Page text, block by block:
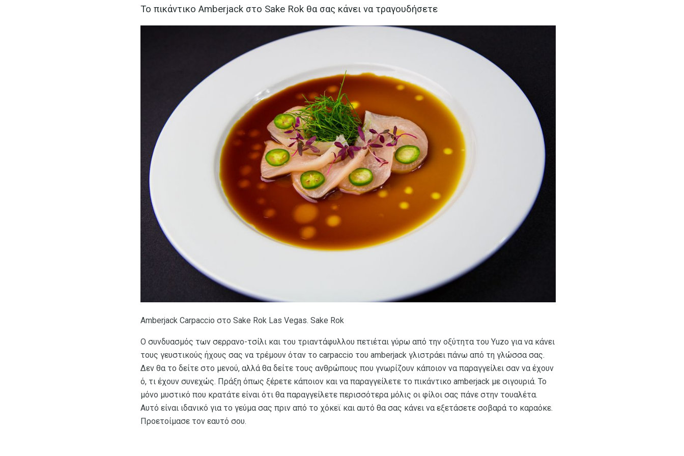
Το πικάντικο Amberjack στο Sake Rok θα σας κάνει να τραγουδήσετε
Amberjack Carpaccio στο Sake Rok Las Vegas. Sake Rok
Ο συνδυασμός των σερρανο-τσίλι και του τριαντάφυλλου πετιέται γύρω από την οξύτητα του Yuzo για να κάνει
τους γευστικούς ήχους σας να τρέμουν όταν το carpaccio του amberjack γλιστράει πάνω από τη γλώσσα σας.
Δεν θα το δείτε στο μενού, αλλά θα δείτε τους ανθρώπους που γνωρίζουν κάποιον να παραγγείλει σαν να έχουν
ό, τι έχουν συνεχώς. Πράξη όπως ξέρετε κάποιον και να παραγγείλετε το πικάντικο amberjack με σιγουριά. Το
μόνο μυστικό που κρατάτε είναι ότι θα παραγγείλετε περισσότερα μόλις οι φίλοι σας πάνε στην τουαλέτα.
Αυτό είναι ιδανικό για το γεύμα σας πριν από το χόκεϊ και αυτό θα σας κάνει να εξετάσετε σοβαρά το καραόκε.
Προετοίμασε τον εαυτό σου.